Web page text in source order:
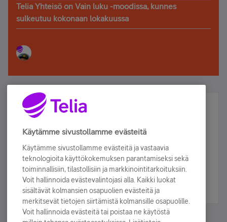
Telia Yhteisö on Vain luku -moodissa, kunnes
sulkeutuu kokonaan lokakuussa
Älä jää paitsi – osallistu ja voita!
Tilaa Telian uutiskirje ja olet mukana arvonnassa.
sähköpostiisi.
Tilaa nyt
Käytämme sivustollamme evästeitä
Käytämme sivustollamme evästeitä ja vastaavia
teknologioita käyttökokemuksen parantamiseksi sekä
toiminnallisiin, tilastollisiin ja markkinointitarkoituksiin.
Voit hallinnoida evästevalintojasi alla. Kaikki luokat
sisältävät kolmansien osapuolien evästeitä ja
merkitsevät tietojen siirtämistä kolmansille osapuolille.
Voit hallinnoida evästeitä tai poistaa ne käytöstä